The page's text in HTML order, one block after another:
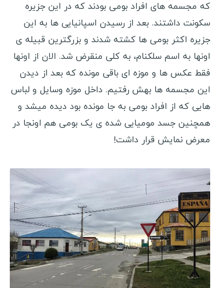
که مجسمه های افراد بومی بودند که در این جزیره
سکونت داشتند. بعد از رسیدن اسپانیایی ها به این
جزیره اکثر بومی ها کشته شدند و بزرگترین قبیله ی
اونها به اسم سلکنام، به کلی منقرض شد. الان از اونها
فقط عکس ها و موزه ای باقی مونده که بعد از دیدن
این مجسمه ها بهش رفتیم. داخل موزه وسایل و لباس
هایی که از افراد بومی به جا مونده بود دیده میشد و
همچنین جسد مومیایی شده ی یک بومی هم اونجا در
معرض نمایش قرار داشت!